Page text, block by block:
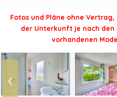
Fotos und Pläne ohne
der Unterkunft je nach
vorhandenen
‹